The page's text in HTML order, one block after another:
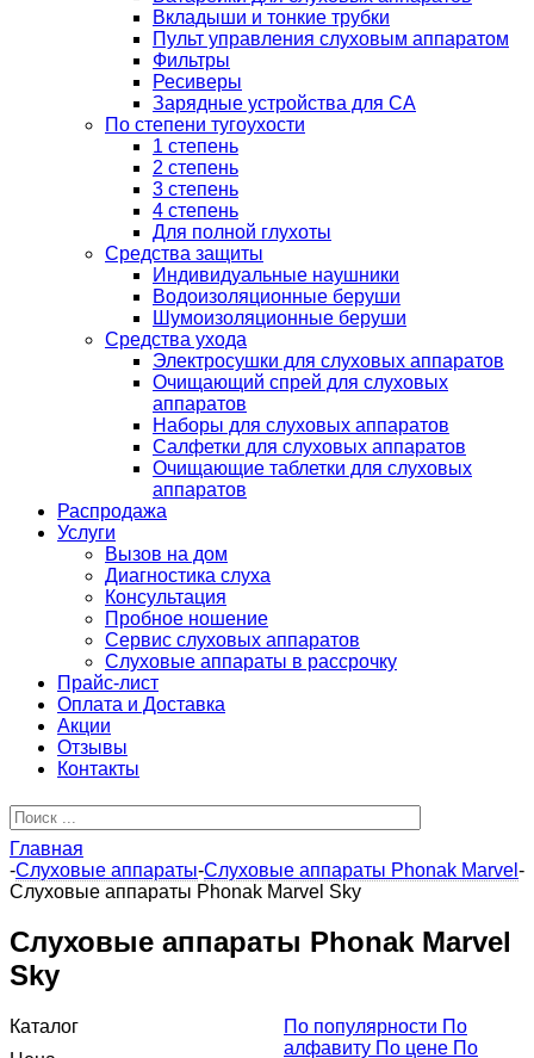
Вкладыши и тонкие трубки
Пульт управления слуховым аппаратом
Фильтры
Ресиверы
Зарядные устройства для СА
По степени тугоухости
1 степень
2 степень
3 степень
4 степень
Для полной глухоты
Средства защиты
Индивидуальные наушники
Водоизоляционные беруши
Шумоизоляционные беруши
Средства ухода
Электросушки для слуховых аппаратов
Очищающий спрей для слуховых
аппаратов
Наборы для слуховых аппаратов
Салфетки для слуховых аппаратов
Очищающие таблетки для слуховых
аппаратов
Распродажа
Услуги
Вызов на дом
Диагностика слуха
Консультация
Пробное ношение
Сервис слуховых аппаратов
Слуховые аппараты в рассрочку
Прайс-лист
Оплата и Доставка
Акции
Отзывы
Контакты
Главная
-Слуховые аппараты-Слуховые аппараты Phonak Marvel -
Слуховые аппараты Phonak Marvel Sky
Слуховые аппараты Phonak Marvel
Sky
Каталог
По популярности По
алфавиту По цене По